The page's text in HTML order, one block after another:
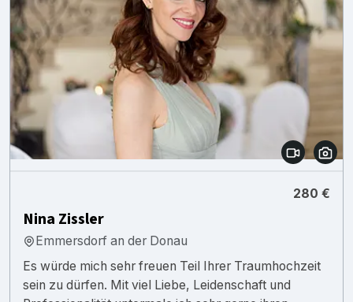
280 €
Nina Zissler
Emmersdorf an der Donau
Es würde mich sehr freuen Teil Ihrer Traumhochzeit
sein zu dürfen. Mit viel Liebe, Leidenschaft und